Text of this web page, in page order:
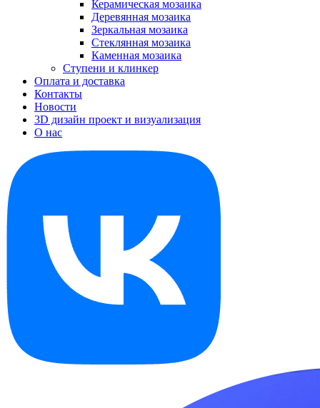
Керамическая мозаика
Деревянная мозаика
Зеркальная мозаика
Стеклянная мозаика
Каменная мозаика
Ступени и клинкер
Оплата и доставка
Контакты
Новости
3D дизайн проект и визуализация
О нас